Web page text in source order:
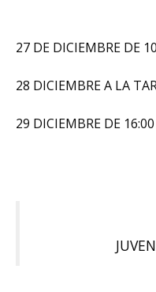
27 DE DICIEMBRE DE
28 DICIEMBRE A LA
29 DICIEMBRE DE